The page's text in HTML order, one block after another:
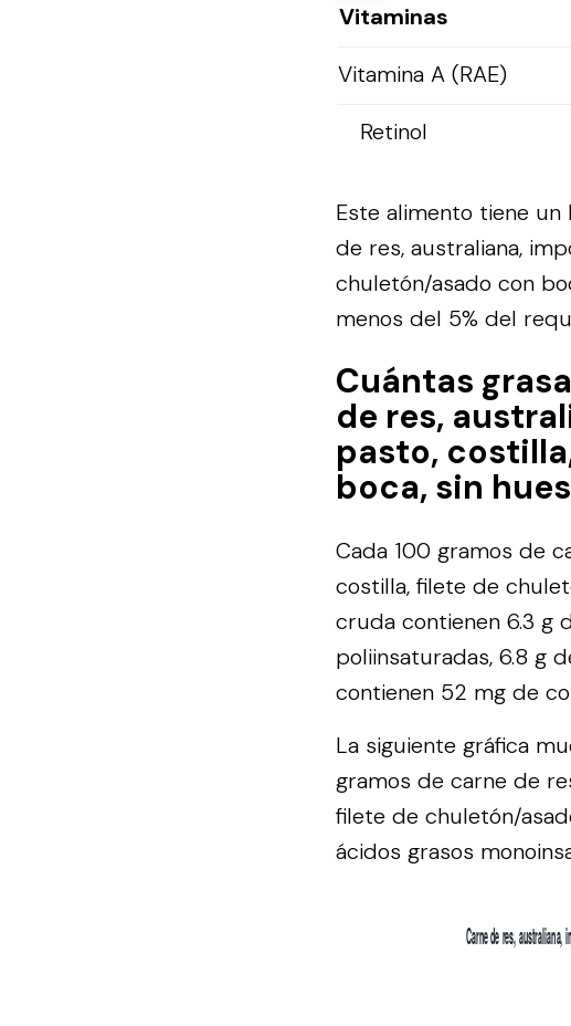
Vitaminas
Vitamina A (RAE)
Retinol
Este alimento tiene un
de res, australiana,
chuletón/asado con
menos del 5% del
Cuántas
de res,
pasto,
boca, sin
Cada 100 gramos de
costilla, filete de
cruda contienen 6.3 g
poliinsaturadas, 6.8 g
contienen 52 mg de
La siguiente gráfica
gramos de carne de
filete de chuletón/
ácidos grasos